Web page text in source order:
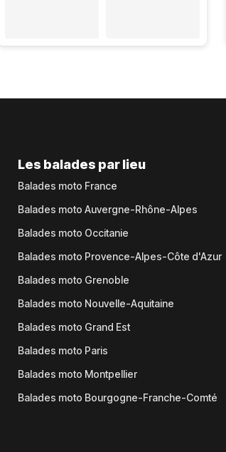
Les balades par lieu
Balades moto France
Balades moto Auvergne-Rhône-Alpes
Balades moto Occitanie
Balades moto Provence-Alpes-Côte d'Azur
Balades moto Grenoble
Balades moto Nouvelle-Aquitaine
Balades moto Grand Est
Balades moto Paris
Balades moto Montpellier
Balades moto Bourgogne-Franche-Comté